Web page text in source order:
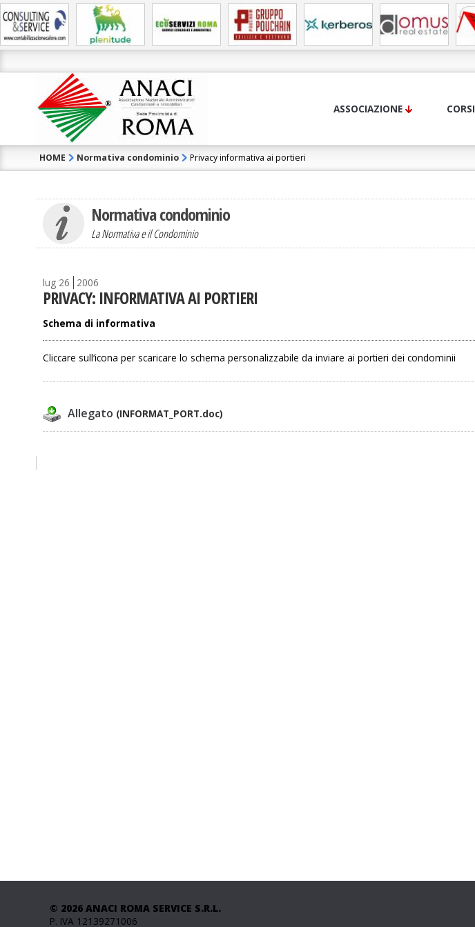
ASSOCIAZIONE CORSI
HOME Normativa condominio Privacy informativa ai portieri
Normativa condominio
La Normativa e il Condominio
lug 26 2006
PRIVACY: INFORMATIVA AI PORTIERI
Schema di informativa
Cliccare sull‘icona per scaricare lo schema personalizzabile da inviare ai portieri dei condominii
Allegato (INFORMAT_PORT.doc)
© 2026 ANACI ROMA SERVICE S.R.L.
P. IVA 12139271006